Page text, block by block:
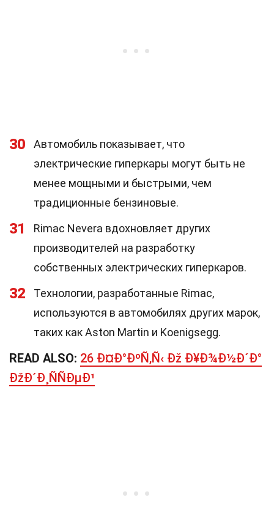
30
Автомобиль показывает, что
электрические гиперкары могут быть не
менее мощными и быстрыми, чем
традиционные бензиновые.
31
Rimac Nevera вдохновляет других
производителей на разработку
собственных электрических гиперкаров.
32
Технологии, разработанные Rimac,
используются в автомобилях других марок,
таких как Aston Martin и Koenigsegg.
READ ALSO: 26 Ð¤Ð°ÐºÑ‚Ñ‹ Ðž Ð¥Ð¾Ð½Ð´Ð°
ÐžÐ´Ð¸ÑÑÐµÐ¹